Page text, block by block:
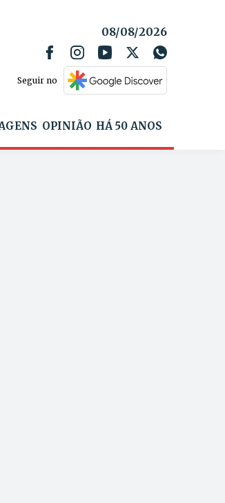
08/08/2026
Seguir no
OPINIÃO HÁ 50 ANOS